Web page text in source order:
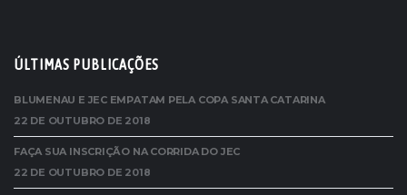
ÚLTIMAS PUBLICAÇÕES
BLUMENAU E JEC EMPATAM PELA COPA SANTA CATARINA
22 DE OUTUBRO DE 2018
FAÇA SUA INSCRIÇÃO NA CORRIDA DO JEC
22 DE OUTUBRO DE 2018